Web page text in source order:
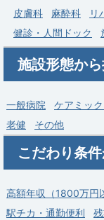
給与 年
皮膚科
麻酔科 リ
健診・人間ドック
施設形態か
一般病院 ケアミッ
老健
その他
こだわり条
高額年収（1800万円
駅チカ・通勤便利